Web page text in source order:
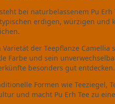
bei naturbelassenem Pu
erdigen, würzigen
Varietät der Teepflanze
Farbe und sein
besonders gut entdecken.
Formen wie
und macht Pu Erh Tee zu